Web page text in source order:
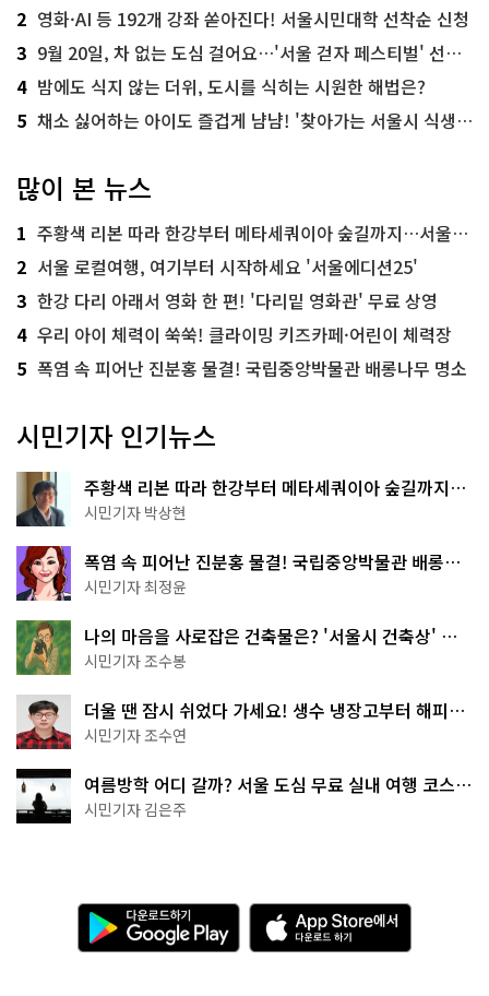
2 영화·AI 등 192개 강좌 쏟아진다! 서울시민대학 선착순 신청
3 9월 20일, 차 없는 도심 걸어요…'서울 걷자 페스티벌' 선착순 5천명
4 밤에도 식지 않는 더위, 도시를 식히는 시원한 해법은?
5 채소 싫어하는 아이도 즐겁게 냠냠! '찾아가는 서울시 식생활 교육' 현장
많이 본 뉴스
1 주황색 리본 따라 한강부터 메타세쿼이아 숲길까지…서울둘레길 15코스
2 서울 로컬여행, 여기부터 시작하세요 '서울에디션25'
3 한강 다리 아래서 영화 한 편! '다리밑 영화관' 무료 상영
4 우리 아이 체력이 쑥쑥! 클라이밍 키즈카페·어린이 체력장
5 폭염 속 피어난 진분홍 물결! 국립중앙박물관 배롱나무 명소
시민기자 인기뉴스
주황색 리본 따라 한강부터 메타세쿼이아 숲길까지…
서울둘레길 15코스
시민기자 박상현
폭염 속 피어난 진분홍 물결! 국립중앙박물관 배롱나
무 명소
시민기자 최정윤
나의 마음을 사로잡은 건축물은? '서울시 건축상' 수
상작 공개!
시민기자 조수봉
더울 땐 잠시 쉬었다 가세요! 생수 냉장고부터 해피소
·무더위쉼터까지
시민기자 조수연
여름방학 어디 갈까? 서울 도심 무료 실내 여행 코스
추천
시민기자 김은주
다
운
로
A
p
p